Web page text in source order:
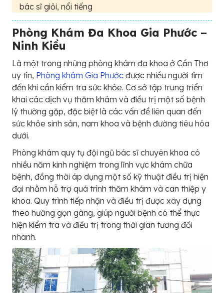
bác sĩ giỏi, nổi tiếng
Phòng Khám Đa Khoa Gia Phước –
Ninh Kiều
Là một trong những phòng khám đa khoa ở Cần Thơ
uy tín, Phòng khám Gia Phước được nhiều người tìm
đến khi cần kiểm tra sức khỏe. Cơ sở tập trung triển
khai các dịch vụ thăm khám và điều trị một số bệnh
lý thường gặp, đặc biệt là các vấn đề liên quan đến
sức khỏe sinh sản, nam khoa và bệnh đường tiêu hóa
dưới.
Phòng khám quy tụ đội ngũ bác sĩ chuyên khoa có
nhiều năm kinh nghiệm trong lĩnh vực khám chữa
bệnh, đồng thời áp dụng một số kỹ thuật điều trị hiện
đại nhằm hỗ trợ quá trình thăm khám và can thiệp y
khoa. Quy trình tiếp nhận và điều trị được xây dựng
theo hướng gọn gàng, giúp người bệnh có thể thực
hiện kiểm tra và điều trị trong thời gian tương đối
nhanh.